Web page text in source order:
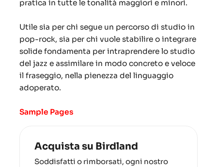
pratica in tutte le tonalità maggiori e minori.
Utile sia per chi segue un percorso di studio in
pop-rock, sia per chi vuole stabilire o integrare
solide fondamenta per intraprendere lo studio
del jazz e assimilare in modo concreto e veloce
il fraseggio, nella pienezza del linguaggio
adoperato.
Sample Pages
Acquista su Birdland
Soddisfatti o rimborsati, ogni nostro